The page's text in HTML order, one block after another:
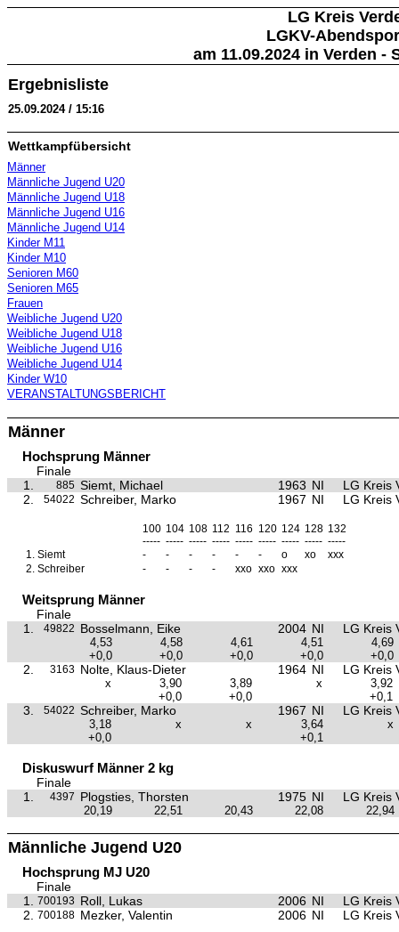
LG Kreis
LGKV-
am 11.09.2024 in Verden -
Ergebnisliste
25.09.2024 / 15:16
Wettkampfübersicht
Männer
Männliche Jugend U20
Männliche Jugend U18
Männliche Jugend U16
Männliche Jugend U14
Kinder M11
Kinder M10
Senioren M60
Senioren M65
Frauen
Weibliche Jugend U20
Weibliche Jugend U18
Weibliche Jugend U16
Weibliche Jugend U14
Kinder W10
VERANSTALTUNGSBERICHT
Männer
Hochsprung Männer
Finale
1.
885 Siemt, Michael 1963 NI
LG Kreis
2.
54022 Schreiber, Marko 1967 NI LG Kreis
100 104 108 112 116 120 124 128 132
----- ----- ----- ----- ----- ----- ----- ----- -----
1. Siemt - - - - - - o xo
xxx
2. Schreiber - - - - xxo xxo xxx
Weitsprung Männer
Finale
1.
49822 Bosselmann, Eike 2004 NI LG Kreis
4,53 4,58 4,61 4,51
4,69
+0,0
+0,0 +0,0 +0,0 +0,0
2. 3163 Nolte, Klaus-Dieter 1964 NI LG Kreis
x 3,90 3,89 x
3,92
+0,0
+0,0 +0,1
3. 54022 Schreiber, Marko 1967 NI LG Kreis
3,18 x x 3,64
x
+0,0
+0,1
Diskuswurf Männer 2 kg
Finale
1.
4397 Plogsties, Thorsten 1975 NI LG Kreis
20,19 22,51 20,43 22,08 22,94
Männliche Jugend U20
Hochsprung MJ U20
Finale
1.
700193 Roll, Lukas 2006 NI
LG Kreis
2.
700188 Mezker, Valentin 2006 NI LG Kreis